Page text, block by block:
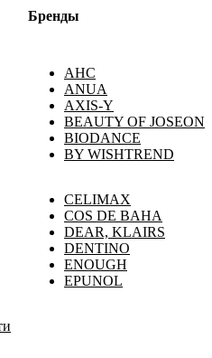
Бренды
AHC
ANUA
AXIS-Y
BEAUTY OF JOSEON
BIODANCE
BY WISHTREND
CELIMAX
COS DE BAHA
DEAR, KLAIRS
DENTINO
ENOUGH
EPUNOL